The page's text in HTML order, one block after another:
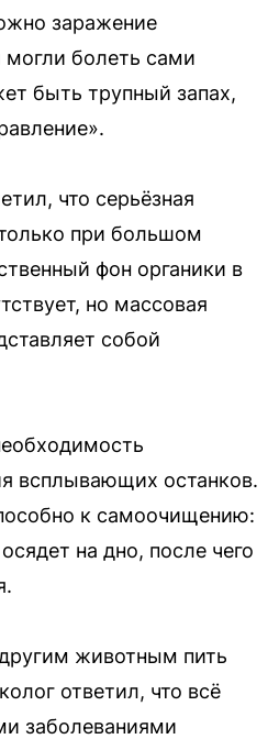
заражение
болеть сами
быть трупный запах,
что серьёзная
при большом
фон органики в
но массовая
собой
всплывающих останков.
к самоочищению:
на дно, после чего
животным пить
ответил, что всё
заболеваниями